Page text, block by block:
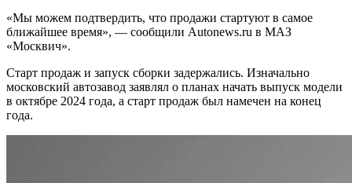
«Мы можем подтвердить, что продажи стартуют в самое
ближайшее время», — сообщили Autonews.ru в МАЗ
«Москвич».
Старт продаж и запуск сборки задержались. Изначально
московский автозавод заявлял о планах начать выпуск модели
в октябре 2024 года, а старт продаж был намечен на конец
года.